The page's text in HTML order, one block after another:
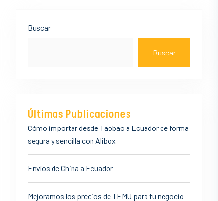
Buscar
Buscar
Últimas Publicaciones
Cómo importar desde Taobao a Ecuador de forma
segura y sencilla con Alibox
Envíos de China a Ecuador
Mejoramos los precios de TEMU para tu negocio